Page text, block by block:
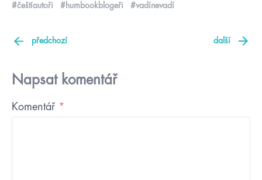
#češtíautoři #humbookblogeři #vadínevadí
předchozí další
Napsat komentář
Komentář *